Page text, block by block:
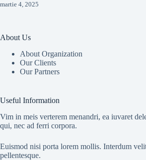
martie 4, 2025
About Us
About Organization
Our Clients
Our Partners
Useful Information
Vim in meis verterem menandri, ea iuvaret
qui, nec ad ferri corpora.
Euismod nisi porta lorem mollis. Interdum
pellentesque.